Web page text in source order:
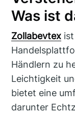
Was ist
Zollabevtex
Händlern zu
Leichtigkeit
bietet eine
darunter